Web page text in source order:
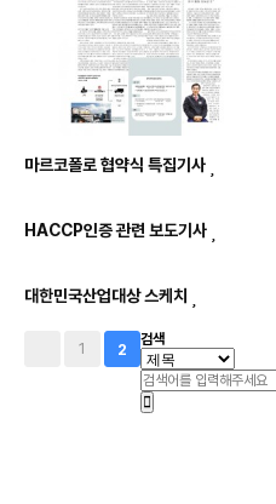
마르코폴로 협약식 특집기사
HACCP인증 관련 보도기사
대한민국산업대상 스케치
1 2
검색